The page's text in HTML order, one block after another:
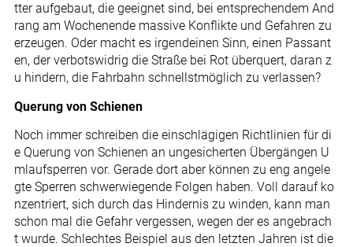
tter aufgebaut, die geeignet sind, bei entsprechendem And
rang am Wochenende massive Konflikte und Gefahren zu
erzeugen. Oder macht es irgendeinen Sinn, einen Passant
en, der verbotswidrig die Straße bei Rot überquert, daran z
u hindern, die Fahrbahn schnellstmöglich zu verlassen?
Querung von Schienen
Noch immer schreiben die einschlägigen Richtlinien für di
e Querung von Schienen an ungesicherten Übergängen U
mlaufsperren vor. Gerade dort aber können zu eng angele
gte Sperren schwerwiegende Folgen haben. Voll darauf ko
nzentriert, sich durch das Hindernis zu winden, kann man
schon mal die Gefahr vergessen, wegen der es angebrach
t wurde. Schlechtes Beispiel aus den letzten Jahren ist die